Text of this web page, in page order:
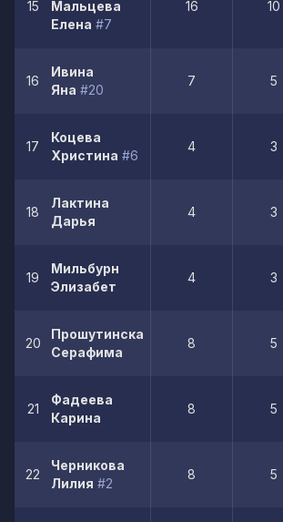
15
Мальцева
Елена #7
16 10
16
Ивина
Яна #20
7 5
17
Коцева
Христина #6
4 3
18
Лактина
Дарья
4 3
19
Мильбурн
Элизабет
4 3
20
Прошутинская
Серафима
8 5
21
Фадеева
Карина
8 5
22
Черникова
Лилия #2
8 5